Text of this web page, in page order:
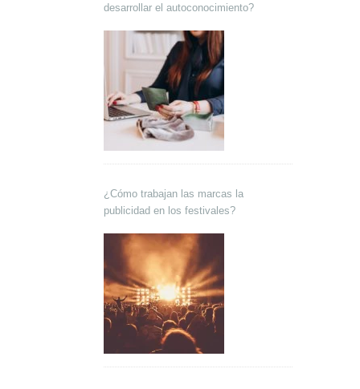
desarrollar el autoconocimiento?
¿Cómo trabajan las marcas la
publicidad en los festivales?